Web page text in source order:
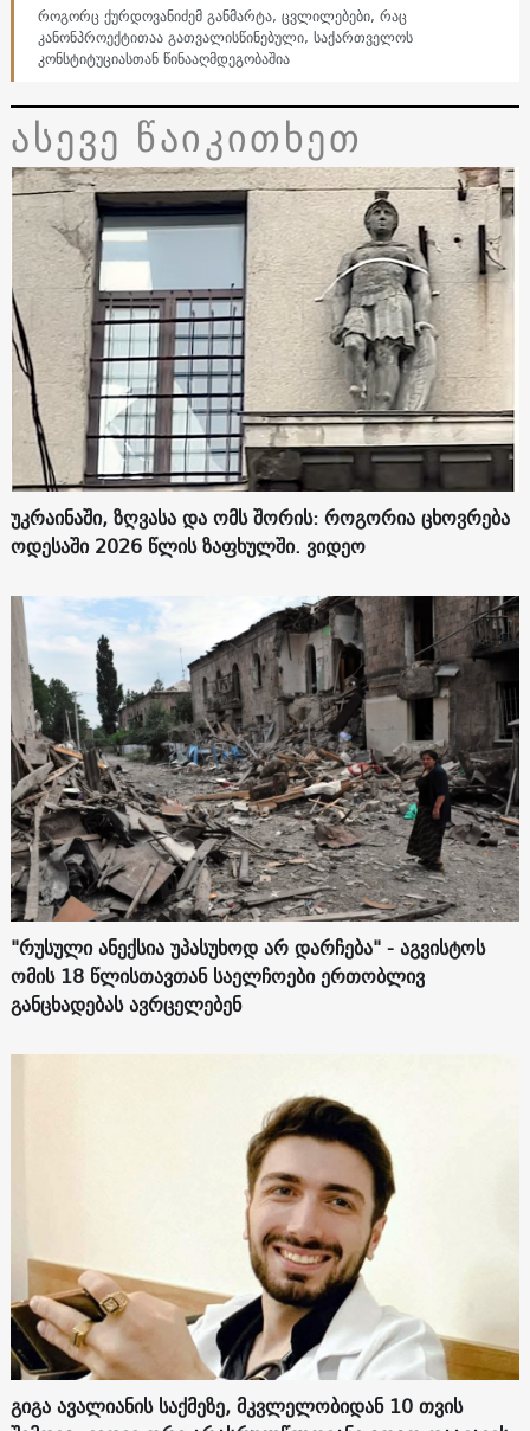
როგორც ქურდოვანიძემ განმარტა, ცვლილებები, რაც
კანონპროექტითაა გათვალისწინებული, საქართველოს
კონსტიტუციასთან წინააღმდეგობაშია
ასევე წაიკითხეთ
უკრაინაში, ზღვასა და ომს შორის: როგორია ცხოვრება
ოდესაში 2026 წლის ზაფხულში. ვიდეო
"რუსული ანექსია უპასუხოდ არ დარჩება" - აგვისტოს
ომის 18 წლისთავთან საელჩოები ერთობლივ
განცხადებას ავრცელებენ
გიგა ავალიანის საქმეზე, მკვლელობიდან 10 თვის